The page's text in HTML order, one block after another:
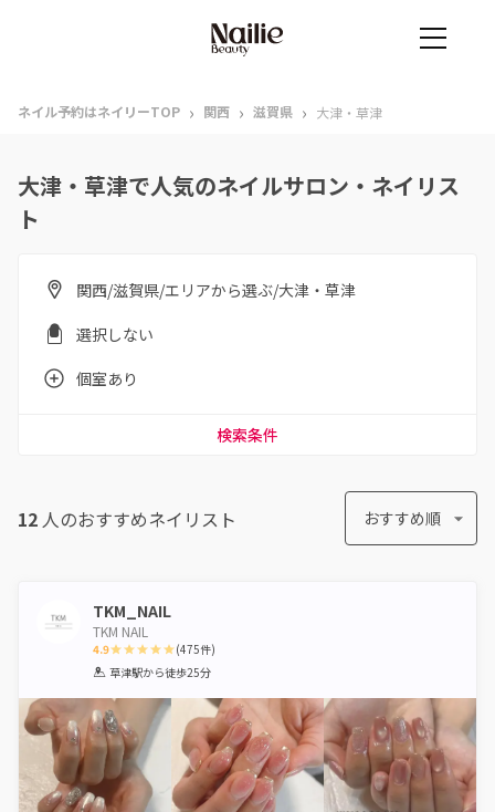
ネイル予約はネイリーTOP › 関西 › 滋賀県 › 大津・草津
大津・草津で人気のネイルサロン・ネイリス
ト
関西/滋賀県/エリアから選ぶ/大津・草津
選択しない
個室あり
検索条件
12 人のおすすめネイリスト おすすめ順
TKM_NAIL
TKM NAIL
4.9
1 2 3 4 5
(475件)
草津駅から徒歩25分